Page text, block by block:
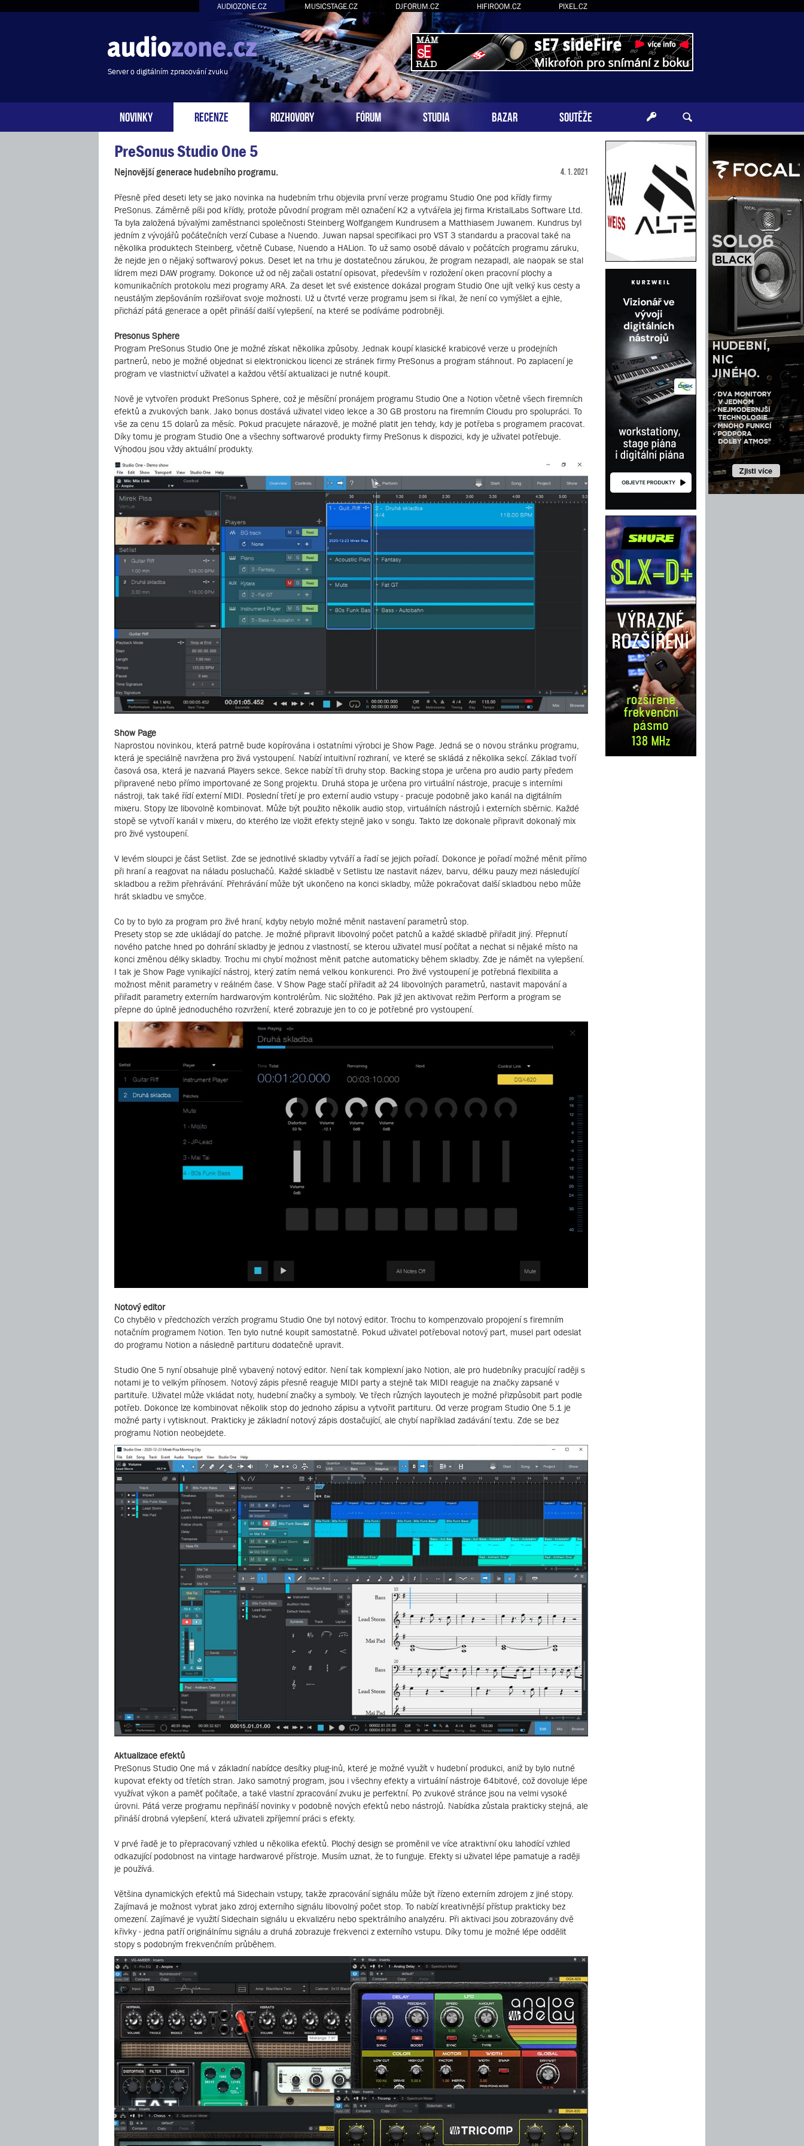
AUDIOZONE.CZ MUSICSTAGE.CZ DJFORUM.CZ HIFIROOM.CZ PIXEL.CZ
Server o digitálním zpracování zvuku
NOVINKY RECENZE ROZHOVORY FÓRUM STUDIA BAZAR SOUTĚŽE
PreSonus Studio One 5
Nejnovější generace hudebního programu. 4. 1. 2021
Přesně před deseti lety se jako novinka na hudebním trhu objevila první verze programu Studio One pod křídly firmy
PreSonus. Záměrně píši pod křídly, protože původní program měl označení K2 a vytvářela jej firma KristalLabs Software Ltd.
Ta byla založená bývalými zaměstnanci společnosti Steinberg Wolfgangem Kundrusem a Matthiasem Juwanem. Kundrus byl
jedním z vývojářů počátečních verzí Cubase a Nuendo. Juwan napsal specifikaci pro VST 3 standardu a pracoval také na
několika produktech Steinberg, včetně Cubase, Nuendo a HALion. To už samo osobě dávalo v počátcích programu záruku,
že nejde jen o nějaký softwarový pokus. Deset let na trhu je dostatečnou zárukou, že program nezapadl, ale naopak se stal
lídrem mezi DAW programy. Dokonce už od něj začali ostatní opisovat, především v rozložení oken pracovní plochy a
komunikačních protokolu mezi programy ARA. Za deset let své existence dokázal program Studio One ujít velký kus cesty a
neustálým zlepšováním rozšiřovat svoje možnosti. Už u čtvrté verze programu jsem si říkal, že není co vymýšlet a ejhle,
přichází pátá generace a opět přináší další vylepšení, na které se podíváme podrobněji.
Presonus Sphere
Program PreSonus Studio One je možné získat několika způsoby. Jednak koupí klasické krabicové verze u prodejních
partnerů, nebo je možné objednat si elektronickou licenci ze stránek firmy PreSonus a program stáhnout. Po zaplacení je
program ve vlastnictví uživatel a každou větší aktualizaci je nutné koupit.
Nově je vytvořen produkt PreSonus Sphere, což je měsíční pronájem programu Studio One a Notion včetně všech firemních
efektů a zvukových bank. Jako bonus dostává uživatel video lekce a 30 GB prostoru na firemním Cloudu pro spolupráci. To
vše za cenu 15 dolarů za měsíc. Pokud pracujete nárazově, je možné platit jen tehdy, kdy je potřeba s programem pracovat.
Díky tomu je program Studio One a všechny softwarové produkty firmy PreSonus k dispozici, kdy je uživatel potřebuje.
Výhodou jsou vždy aktuální produkty.
Show Page
Naprostou novinkou, která patrně bude kopírována i ostatními výrobci je Show Page. Jedná se o novou stránku programu,
která je speciálně navržena pro živá vystoupení. Nabízí intuitivní rozhraní, ve které se skládá z několika sekcí. Základ tvoří
časová osa, která je nazvaná Players sekce. Sekce nabízí tři druhy stop. Backing stopa je určena pro audio party předem
připravené nebo přímo importované ze Song projektu. Druhá stopa je určena pro virtuální nástroje, pracuje s interními
nástroji, tak také řídí externí MIDI. Poslední třetí je pro externí audio vstupy - pracuje podobně jako kanál na digitálním
mixeru. Stopy lze libovolně kombinovat. Může být použito několik audio stop, virtuálních nástrojů i externích sběrnic. Každé
stopě se vytvoří kanál v mixeru, do kterého lze vložit efekty stejně jako v songu. Takto lze dokonale připravit dokonalý mix
pro živé vystoupení.
V levém sloupci je část Setlist. Zde se jednotlivé skladby vytváří a řadí se jejich pořadí. Dokonce je pořadí možné měnit přímo
při hraní a reagovat na náladu posluchačů. Každé skladbě v Setlistu lze nastavit název, barvu, délku pauzy mezi následující
skladbou a režim přehrávání. Přehrávání může být ukončeno na konci skladby, může pokračovat další skladbou nebo může
hrát skladbu ve smyčce.
Co by to bylo za program pro živé hraní, kdyby nebylo možné měnit nastavení parametrů stop.
Presety stop se zde ukládají do patche. Je možné připravit libovolný počet patchů a každé skladbě přiřadit jiný. Přepnutí
nového patche hned po dohrání skladby je jednou z vlastností, se kterou uživatel musí počítat a nechat si nějaké místo na
konci změnou délky skladby. Trochu mi chybí možnost měnit patche automaticky během skladby. Zde je námět na vylepšení.
I tak je Show Page vynikající nástroj, který zatím nemá velkou konkurenci. Pro živé vystoupení je potřebná flexibilita a
možnost měnit parametry v reálném čase. V Show Page stačí přiřadit až 24 libovolných parametrů, nastavit mapování a
přiřadit parametry externím hardwarovým kontrolérům. Nic složitého. Pak již jen aktivovat režim Perform a program se
přepne do úplně jednoduchého rozvržení, které zobrazuje jen to co je potřebné pro vystoupení.
Notový editor
Co chybělo v předchozích verzích programu Studio One byl notový editor. Trochu to kompenzovalo propojení s firemním
notačním programem Notion. Ten bylo nutné koupit samostatně. Pokud uživatel potřeboval notový part, musel part odeslat
do programu Notion a následně partituru dodatečně upravit.
Studio One 5 nyní obsahuje plně vybavený notový editor. Není tak komplexní jako Notion, ale pro hudebníky pracující raději s
notami je to velkým přínosem. Notový zápis přesně reaguje MIDI party a stejně tak MIDI reaguje na značky zapsané v
partituře. Uživatel může vkládat noty, hudební značky a symboly. Ve třech různých layoutech je možné přizpůsobit part podle
potřeb. Dokonce lze kombinovat několik stop do jednoho zápisu a vytvořit partituru. Od verze program Studio One 5.1 je
možné party i vytisknout. Prakticky je základní notový zápis dostačující, ale chybí například zadávání textu. Zde se bez
programu Notion neobejdete.
Aktualizace efektů
PreSonus Studio One má v základní nabídce desítky plug-inů, které je možné využít v hudební produkci, aniž by bylo nutné
kupovat efekty od třetích stran. Jako samotný program, jsou i všechny efekty a virtuální nástroje 64bitové, což dovoluje lépe
využívat výkon a paměť počítače, a také vlastní zpracování zvuku je perfektní. Po zvukové stránce jsou na velmi vysoké
úrovni. Pátá verze programu nepřináší novinky v podobně nových efektů nebo nástrojů. Nabídka zůstala prakticky stejná, ale
přináší drobná vylepšení, která uživateli zpříjemní práci s efekty.
V prvé řadě je to přepracovaný vzhled u několika efektů. Plochý design se proměnil ve více atraktivní oku lahodící vzhled
odkazující podobnost na vintage hardwarové přístroje. Musím uznat, že to funguje. Efekty si uživatel lépe pamatuje a raději
je používá.
Většina dynamických efektů má Sidechain vstupy, takže zpracování signálu může být řízeno externím zdrojem z jiné stopy.
Zajímavá je možnost vybrat jako zdroj externího signálu libovolný počet stop. To nabízí kreativnější přístup prakticky bez
omezení. Zajímavé je využití Sidechain signálu u ekvalizéru nebo spektrálního analyzéru. Při aktivaci jsou zobrazovány dvě
křivky - jedna patří originálnímu signálu a druhá zobrazuje frekvenci z externího vstupu. Díky tomu je možné lépe oddělit
stopy s podobným frekvenčním průběhem.